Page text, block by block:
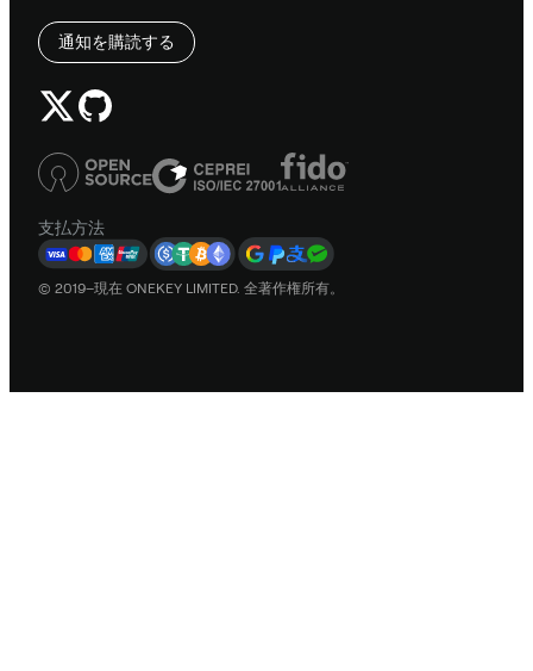
通知を購読する
支払方法
© 2019–現在 ONEKEY LIMITED. 全著作権所有。